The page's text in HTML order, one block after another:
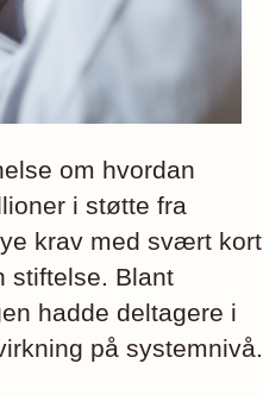
om hvordan
i støtte fra
krav med svært kort
stiftelse. Blant
hadde deltagere i
på systemnivå.